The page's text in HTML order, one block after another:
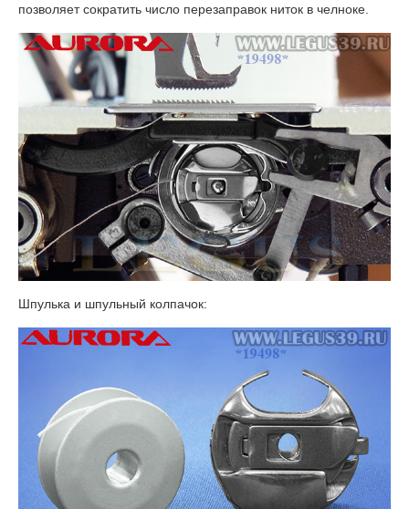
позволяет сократить число перезаправок ниток в челноке.
Шпулька и шпульный колпачок: